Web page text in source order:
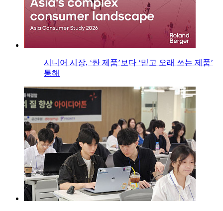
시니어 시장, ‘싼 제품’보다 ‘믿고 오래 쓰는 제품’
통해